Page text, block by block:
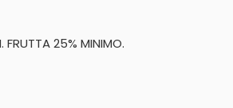
FRUTTA 25% MINIMO.